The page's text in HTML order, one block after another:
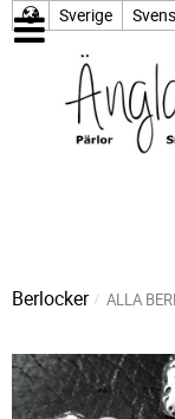
Sverige
Berlocker ALLA